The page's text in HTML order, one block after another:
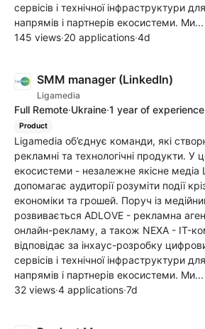
сервісів і технічної інфраструктури
напрямів і партнерів екосистеми. Ми...
145 views·20 applications·4d
SMM manager (LinkedIn)
Ligamedia
Full Remote·Ukraine·1 year of experience
Product
Ligamedia об’єднує команди, які
рекламні та технологічні продукти. У
екосистеми - незалежне якісне медіа
допомагає аудиторії розуміти події
економіки та грошей. Поруч із
розвивається ADLOVE - рекламна
онлайн-рекламу, а також NEXA - IT-
відповідає за інхаус-розробку
сервісів і технічної інфраструктури
напрямів і партнерів екосистеми. Ми...
32 views·4 applications·7d